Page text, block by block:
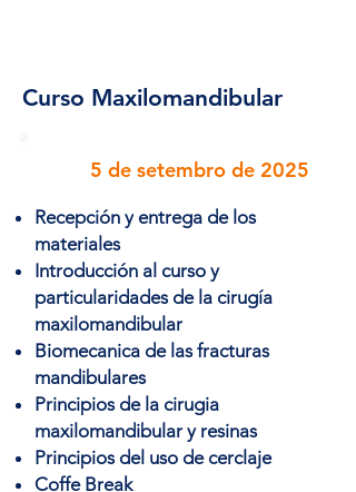
Curso Maxilomandibular
5 de setembro de 2025
Recepción y entrega de los
materiales
Introducción al curso y
particularidades de la cirugía
maxilomandibular
Biomecanica de las fracturas
mandibulares
Principios de la cirugia
maxilomandibular y resinas
Principios del uso de cerclaje
Coffe Break